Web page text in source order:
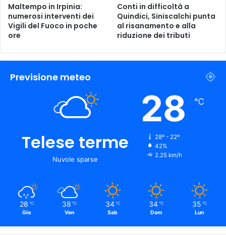
Maltempo in Irpinia:
numerosi interventi dei
Vigili del Fuoco in poche
ore
Conti in difficoltà a
Quindici, Siniscalchi punta
al risanamento e alla
riduzione dei tributi
Previsione meteo
Telese terme
Nuvole sparse
28 ℃
28º - 22º
42%
2.25 km/h
28 ℃
Gio
38 ℃
Ven
34 ℃
Sab
34 ℃
Dom
35 ℃
Lun